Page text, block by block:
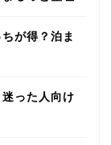
が得？泊ま
った人向け